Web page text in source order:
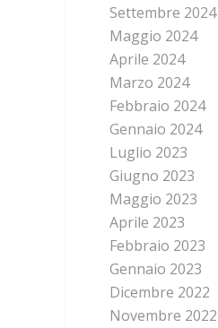
Settembre 2024
Maggio 2024
Aprile 2024
Marzo 2024
Febbraio 2024
Gennaio 2024
Luglio 2023
Giugno 2023
Maggio 2023
Aprile 2023
Febbraio 2023
Gennaio 2023
Dicembre 2022
Novembre 2022